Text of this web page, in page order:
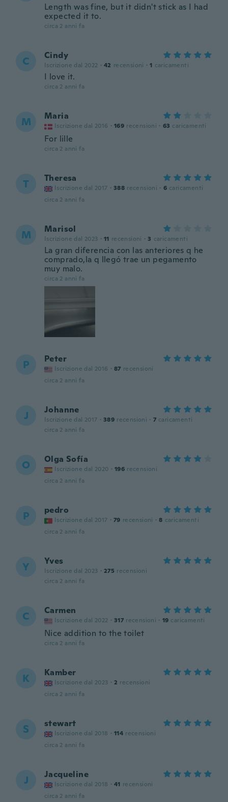
Length was fine, but it didn't stick as I had
expected it to.
circa 2 anni fa
C Cindy
Iscrizione dal 2022 · 42 recensioni · 1 caricamenti
I love it.
circa 2 anni fa
M Maria
Iscrizione dal 2016 · 169 recensioni · 63 caricamenti
For lille
circa 2 anni fa
T Theresa
Iscrizione dal 2017 · 388 recensioni · 6 caricamenti
circa 2 anni fa
M Marisol
Iscrizione dal 2023 · 11 recensioni · 3 caricamenti
La gran diferencia con las anteriores q he
comprado,la q llegó trae un pegamento
muy malo.
circa 2 anni fa
P Peter
Iscrizione dal 2016 · 87 recensioni
circa 2 anni fa
J Johanne
Iscrizione dal 2017 · 389 recensioni · 7 caricamenti
circa 2 anni fa
O Olga Sofía
Iscrizione dal 2020 · 196 recensioni
circa 2 anni fa
P pedro
Iscrizione dal 2017 · 79 recensioni · 8 caricamenti
circa 2 anni fa
Y Yves
Iscrizione dal 2023 · 275 recensioni
circa 2 anni fa
C Carmen
Iscrizione dal 2022 · 317 recensioni · 19 caricamenti
Nice addition to the toilet
circa 2 anni fa
K Kamber
Iscrizione dal 2023 · 2 recensioni
circa 2 anni fa
S stewart
Iscrizione dal 2018 · 114 recensioni
circa 2 anni fa
J Jacqueline
Iscrizione dal 2018 · 41 recensioni
circa 2 anni fa